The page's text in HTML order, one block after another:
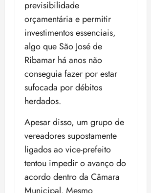
previsibilidade
orçamentária e permitir
investimentos essenciais,
algo que São José de
Ribamar há anos não
conseguia fazer por estar
sufocada por débitos
herdados.
Apesar disso, um grupo de
vereadores supostamente
ligados ao vice-prefeito
tentou impedir o avanço do
acordo dentro da Câmara